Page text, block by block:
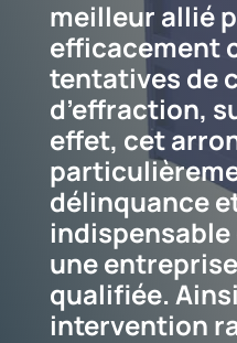
meilleur allié
efficacement
tentatives de
d’effraction,
effet, cet
délinquance
indispensable
une
qualifiée.
intervention